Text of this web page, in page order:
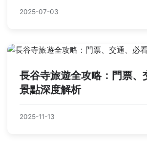
2025-07-03
長谷寺旅遊全攻略：門票、
景點深度解析
2025-11-13